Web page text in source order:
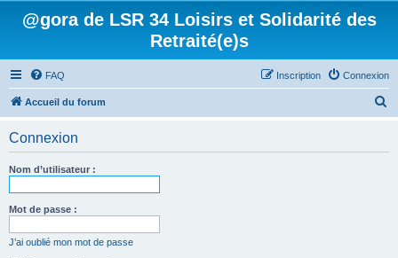
@gora de LSR 34 Loisirs et Solidarité des
Retraité(e)s
FAQ Connexion
Inscription
Accueil du forum
Connexion
Nom d’utilisateur :
Mot de passe :
J’ai oublié mon mot de passe